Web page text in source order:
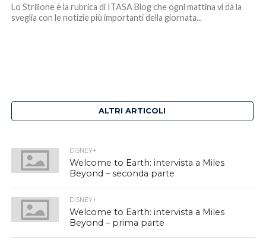
Lo Strillone è la rubrica di ITASA Blog che ogni mattina vi dà la
sveglia con le notizie più importanti della giornata...
ALTRI ARTICOLI
DISNEY+
Welcome to Earth: intervista a Miles
Beyond – seconda parte
DISNEY+
Welcome to Earth: intervista a Miles
Beyond – prima parte